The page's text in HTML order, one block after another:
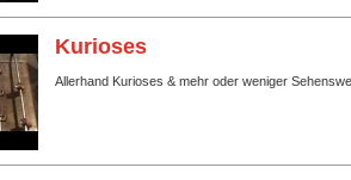
Kurioses
Allerhand Kurioses & mehr oder weniger